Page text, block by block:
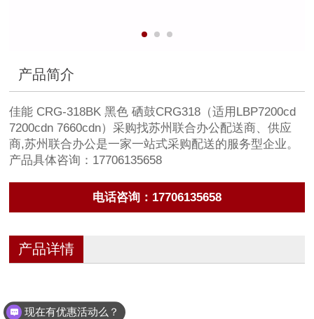
产品简介
佳能 CRG-318BK 黑色 硒鼓CRG318（适用LBP7200cd
7200cdn 7660cdn）采购找苏州联合办公配送商、供应
商,苏州联合办公是一家一站式采购配送的服务型企业。
产品具体咨询：17706135658
电话咨询：17706135658
产品详情
现在有优惠活动么？